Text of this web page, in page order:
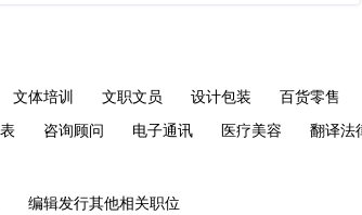
文体培训 文职文员 设计包装 百货零售
咨询顾问 电子通讯 医疗美容 翻译法
编辑发行其他相关职位